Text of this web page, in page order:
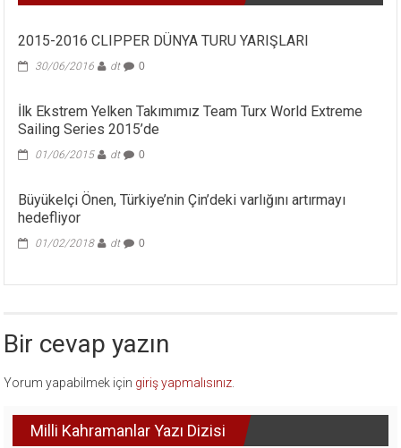
2015-2016 CLIPPER DÜNYA TURU YARIŞLARI
30/06/2016 dt 0
İlk Ekstrem Yelken Takımımız Team Turx World Extreme
Sailing Series 2015’de
01/06/2015 dt 0
Büyükelçi Önen, Türkiye’nin Çin’deki varlığını artırmayı
hedefliyor
01/02/2018 dt 0
Bir cevap yazın
Yorum yapabilmek için giriş yapmalısınız
Milli Kahramanlar Yazı Dizisi